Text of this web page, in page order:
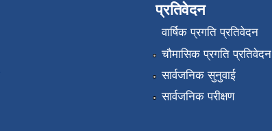
प्रतिवेदन
वार्षिक प्रगति प्रतिवेदन
चौमासिक प्रगति प्रतिवेदन
सार्वजनिक सुनुवाई
सार्वजनिक परीक्षण